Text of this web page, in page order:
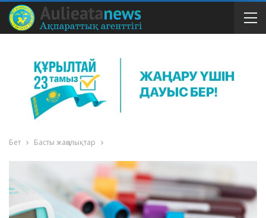
Бет Басты жаңалықтар